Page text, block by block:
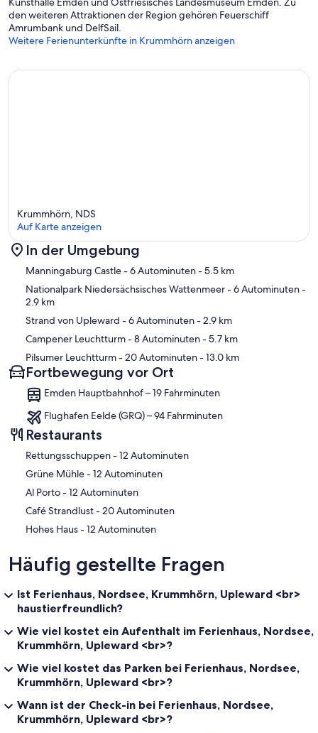
den weiteren Attraktionen der Region gehören Feuerschiff
Amrumbank und DelfSail.
Weitere Ferienunterkünfte in Krummhörn anzeigen
Karte
Krummhörn, NDS
Auf Karte anzeigen
In der Umgebung
Manningaburg Castle- 6 Autominuten- 5.5 km
Nationalpark Niedersächsisches Wattenmeer- 6 Autominuten-
2.9 km
Strand von Upleward - 6 Autominuten- 2.9 km
Campener Leuchtturm- 8 Autominuten- 5.7 km
Pilsumer Leuchtturm- 20 Autominuten- 13.0 km
Fortbewegung vor Ort
Emden Hauptbahnhof – 19 Fahrminuten
Flughafen Eelde (GRQ) – 94 Fahrminuten
Restaurants
‪Rettungsschuppen - ‬12 Autominuten
‪Grüne Mühle - ‬12 Autominuten
‪Al Porto - ‬12 Autominuten
‪Café Strandlust - ‬20 Autominuten
‪Hohes Haus - ‬12 Autominuten
Häufig gestellte Fragen
Ist Ferienhaus, Nordsee, Krummhörn, Upleward <br>
haustierfreundlich?
Wie viel kostet ein Aufenthalt im Ferienhaus, Nordsee,
Krummhörn, Upleward <br>?
Wie viel kostet das Parken bei Ferienhaus, Nordsee,
Krummhörn, Upleward <br>?
Wann ist der Check-in bei Ferienhaus, Nordsee,
Krummhörn, Upleward <br>?